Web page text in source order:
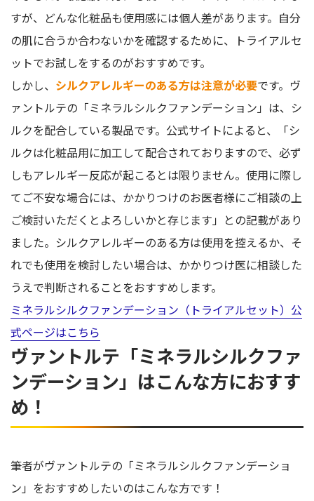
すが、どんな化粧品も使用感には個人差があります。自分
の肌に合うか合わないかを確認するために、トライアルセ
ットでお試しをするのがおすすめです。
しかし、 シルクアレルギーのある方は注意が必要です。ヴ
ァントルテの「ミネラルシルクファンデーション」は、シ
ルクを配合している製品です。公式サイトによると、「シ
ルクは化粧品用に加工して配合されておりますので、必ず
しもアレルギー反応が起こるとは限りません。使用に際し
てご不安な場合には、かかりつけのお医者様にご相談の上
ご検討いただくとよろしいかと存じます」との記載があり
ました。シルクアレルギーのある方は使用を控えるか、そ
れでも使用を検討したい場合は、かかりつけ医に相談した
うえで判断されることをおすすめします。
ミネラルシルクファンデーション（トライアルセット）公
式ページはこちら
ヴァントルテ「ミネラルシルクファ
ンデーション」はこんな方におすす
め！
筆者がヴァントルテの「ミネラルシルクファンデーショ
ン」をおすすめしたいのはこんな方です！